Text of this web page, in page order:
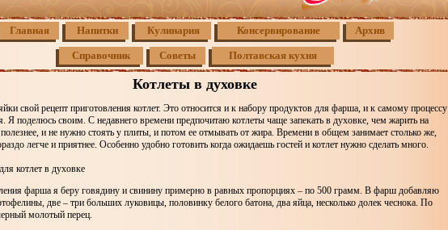
Главная Напитки Кулинария Консервирование Архив
Справочник Советы Полтавская кухня
Котлеты в духовке
свой рецепт приготовления котлет. Это относится и к набору продуктов для фарша, и к самому процессу
Я поделюсь своим. С недавнего времени предпочитаю котлеты чаще запекать в духовке, чем жарить на
и не нужно стоять у плиты, и потом ее отмывать от жира. Времени в общем занимает столько же,
легче и приятнее. Особенно удобно готовить когда ожидаешь гостей и котлет нужно сделать много.
котлет в духовке
фарша я беру говядину и свинину примерно в равных пропорциях – по 500 грамм. В фарш добавляю
две – три больших луковицы, половинку белого батона, два яйца, несколько долек чеснока. По
молотый перец.